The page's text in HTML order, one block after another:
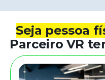
Seja pessoa
Parceiro VR